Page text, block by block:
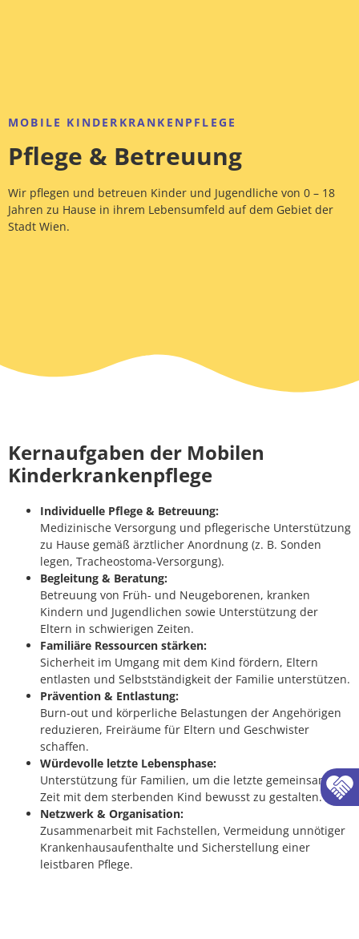
MOBILE KINDERKRANKENPFLEGE
Pflege & Betreuung
Wir pflegen und betreuen Kinder und Jugendliche von 0 – 18
Jahren zu Hause in ihrem Lebensumfeld auf dem Gebiet der
Stadt Wien.
Kernaufgaben der Mobilen
Kinderkrankenpflege
Individuelle Pflege & Betreuung:
Medizinische Versorgung und pflegerische Unterstützung
zu Hause gemäß ärztlicher Anordnung (z. B. Sonden
legen, Tracheostoma-Versorgung).
Begleitung & Beratung:
Betreuung von Früh- und Neugeborenen, kranken
Kindern und Jugendlichen sowie Unterstützung der
Eltern in schwierigen Zeiten.
Familiäre Ressourcen stärken:
Sicherheit im Umgang mit dem Kind fördern, Eltern
entlasten und Selbstständigkeit der Familie unterstützen.
Prävention & Entlastung:
Burn-out und körperliche Belastungen der Angehörigen
reduzieren, Freiräume für Eltern und Geschwister
schaffen.
Würdevolle letzte Lebensphase:
Unterstützung für Familien, um die letzte gemeinsame
Zeit mit dem sterbenden Kind bewusst zu gestalten.
Netzwerk & Organisation:
Zusammenarbeit mit Fachstellen, Vermeidung unnötiger
Krankenhausaufenthalte und Sicherstellung einer
leistbaren Pflege.